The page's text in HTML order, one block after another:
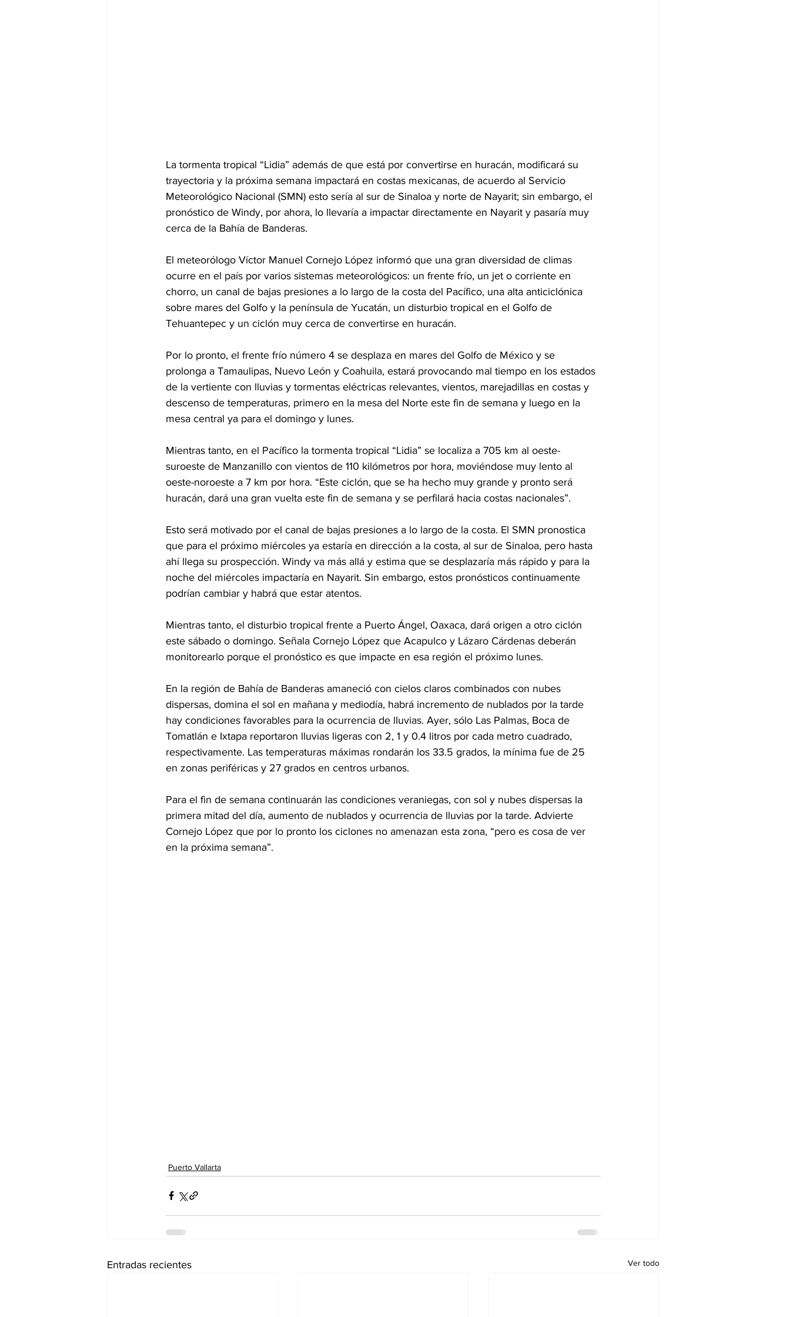
La tormenta tropical “Lidia” además de que está por convertirse en huracán, modificará su
trayectoria y la próxima semana impactará en costas mexicanas, de acuerdo al Servicio
Meteorológico Nacional (SMN) esto sería al sur de Sinaloa y norte de Nayarit; sin embargo, el
pronóstico de Windy, por ahora, lo llevaría a impactar directamente en Nayarit y pasaría muy
cerca de la Bahía de Banderas.
El meteorólogo Víctor Manuel Cornejo López informó que una gran diversidad de climas
ocurre en el país por varios sistemas meteorológicos: un frente frío, un jet o corriente en
chorro, un canal de bajas presiones a lo largo de la costa del Pacífico, una alta anticiclónica
sobre mares del Golfo y la península de Yucatán, un disturbio tropical en el Golfo de
Tehuantepec y un ciclón muy cerca de convertirse en huracán.
Por lo pronto, el frente frío número 4 se desplaza en mares del Golfo de México y se
prolonga a Tamaulipas, Nuevo León y Coahuila, estará provocando mal tiempo en los estados
de la vertiente con lluvias y tormentas eléctricas relevantes, vientos, marejadillas en costas y
descenso de temperaturas, primero en la mesa del Norte este fin de semana y luego en la
mesa central ya para el domingo y lunes.
Mientras tanto, en el Pacífico la tormenta tropical “Lidia” se localiza a 705 km al oeste-
suroeste de Manzanillo con vientos de 110 kilómetros por hora, moviéndose muy lento al
oeste-noroeste a 7 km por hora. “Este ciclón, que se ha hecho muy grande y pronto será
huracán, dará una gran vuelta este fin de semana y se perfilará hacia costas nacionales”.
Esto será motivado por el canal de bajas presiones a lo largo de la costa. El SMN pronostica
que para el próximo miércoles ya estaría en dirección a la costa, al sur de Sinaloa, pero hasta
ahí llega su prospección. Windy va más allá y estima que se desplazaría más rápido y para la
noche del miércoles impactaría en Nayarit. Sin embargo, estos pronósticos continuamente
podrían cambiar y habrá que estar atentos.
Mientras tanto, el disturbio tropical frente a Puerto Ángel, Oaxaca, dará origen a otro ciclón
este sábado o domingo. Señala Cornejo López que Acapulco y Lázaro Cárdenas deberán
monitorearlo porque el pronóstico es que impacte en esa región el próximo lunes.
En la región de Bahía de Banderas amaneció con cielos claros combinados con nubes
dispersas, domina el sol en mañana y mediodía, habrá incremento de nublados por la tarde
hay condiciones favorables para la ocurrencia de lluvias. Ayer, sólo Las Palmas, Boca de
Tomatlán e Ixtapa reportaron lluvias ligeras con 2, 1 y 0.4 litros por cada metro cuadrado,
respectivamente. Las temperaturas máximas rondarán los 33.5 grados, la mínima fue de 25
en zonas periféricas y 27 grados en centros urbanos.
Para el fin de semana continuarán las condiciones veraniegas, con sol y nubes dispersas la
primera mitad del día, aumento de nublados y ocurrencia de lluvias por la tarde. Advierte
Cornejo López que por lo pronto los ciclones no amenazan esta zona, “pero es cosa de ver
en la próxima semana”.
Puerto Vallarta
Entradas recientes Ver todo